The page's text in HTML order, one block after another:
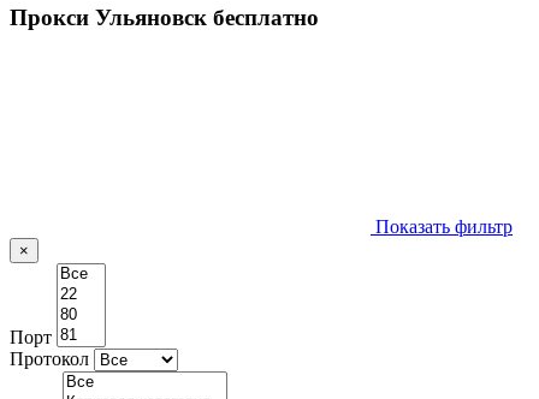
Прокси Ульяновск бесплатно
Показать фильтр
×
Порт
Протокол